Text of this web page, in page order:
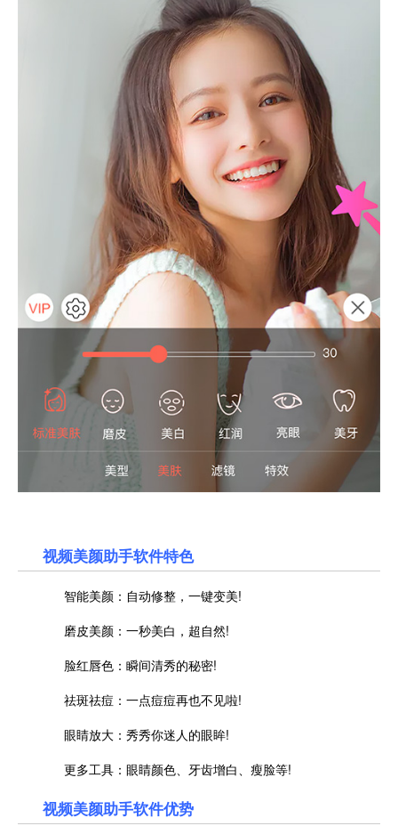
视频美颜助手软件特色
智能美颜：自动修整，一键变美!
磨皮美颜：一秒美白，超自然!
脸红唇色：瞬间清秀的秘密!
祛斑祛痘：一点痘痘再也不见啦!
眼睛放大：秀秀你迷人的眼眸!
更多工具：眼睛颜色、牙齿增白、瘦脸等!
视频美颜助手软件优势